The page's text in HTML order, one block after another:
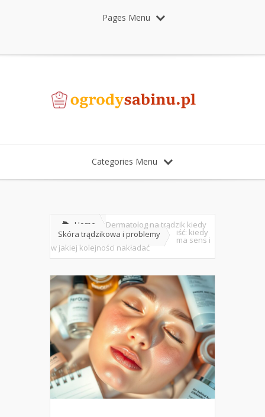
Pages Menu
Categories Menu
Home
Skóra trądzikowa i problemy
Dermatolog na trądzik kiedy
iść: kiedy
ma sens i
w jakiej kolejności nakładać